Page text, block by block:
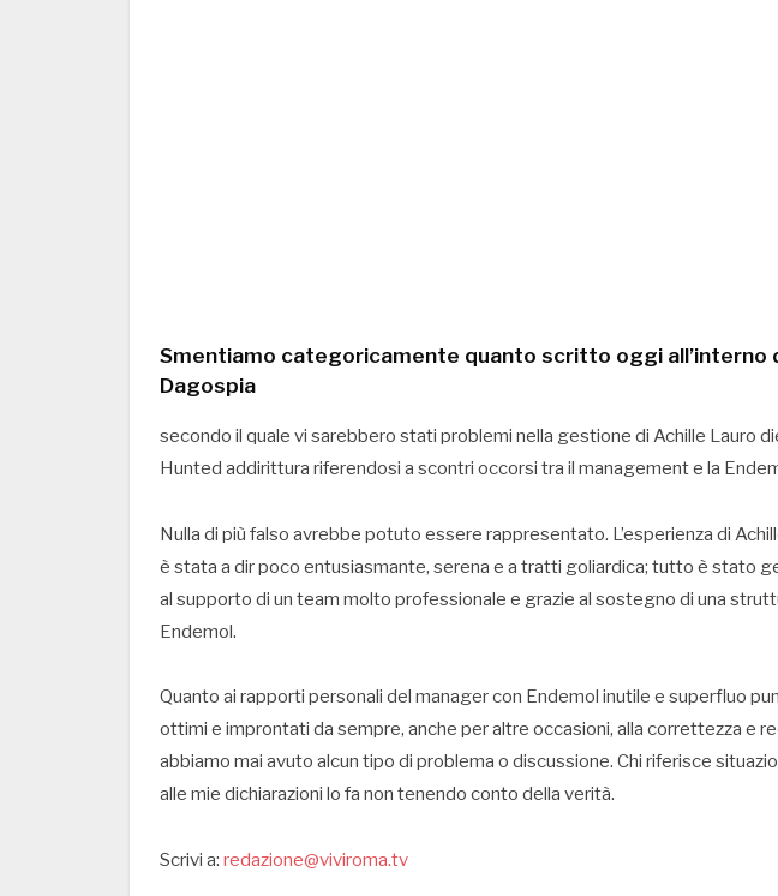
Smentiamo categoricamente quanto scritto oggi all’interno
Dagospia
secondo il quale vi sarebbero stati problemi nella gestione di Achille Lauro
Hunted addirittura riferendosi a scontri occorsi tra il management e la
Nulla di più falso avrebbe potuto essere rappresentato. L’esperienza di
è stata a dir poco entusiasmante, serena e a tratti goliardica; tutto è stato
al supporto di un team molto professionale e grazie al sostegno di una
Endemol.
Quanto ai rapporti personali del manager con Endemol inutile e superfluo
ottimi e improntati da sempre, anche per altre occasioni, alla correttezza e
abbiamo mai avuto alcun tipo di problema o discussione. Chi riferisce
alle mie dichiarazioni lo fa non tenendo conto della verità.
Scrivi a: redazione@viviroma.tv